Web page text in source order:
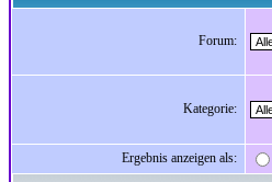
Forum:
Kategorie:
Ergebnis anzeigen als: